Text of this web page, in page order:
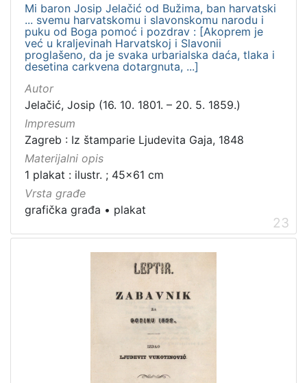
Mi baron Josip Jelačić od Bužima, ban harvatski
... svemu harvatskomu i slavonskomu narodu i
puku od Boga pomoć i pozdrav : [Akoprem je
već u kraljevinah Harvatskoj i Slavonii
proglašeno, da je svaka urbarialska daća, tlaka i
desetina carkvena dotargnuta, ...]
Autor
Jelačić, Josip (16. 10. 1801. – 20. 5. 1859.)
Impresum
Zagreb : Iz štamparie Ljudevita Gaja, 1848
Materijalni opis
1 plakat : ilustr. ; 45x61 cm
Vrsta građe
grafička građa • plakat
23